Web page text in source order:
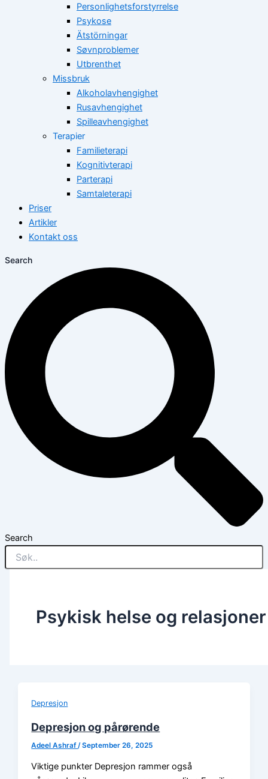
Personlighetsforstyrrelse
Psykose
Ätstörningar
Søvnproblemer
Utbrenthet
Missbruk
Alkoholavhengighet
Rusavhengighet
Spilleavhengighet
Terapier
Familieterapi
Kognitivterapi
Parterapi
Samtaleterapi
Priser
Artikler
Kontakt oss
Search
Search
Psykisk helse og relasjoner
Depresjon
Depresjon og pårørende
Adeel Ashraf /September 26, 2025
Viktige punkter Depresjon rammer også